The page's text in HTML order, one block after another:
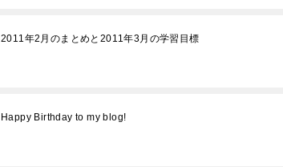
2011年2月のまとめと2011年3月の学習目標
Happy Birthday to my blog!